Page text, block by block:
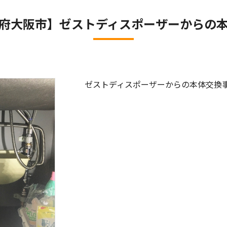
大阪市】ゼストディスポーザーからの
ゼストディスポーザーからの本体交換